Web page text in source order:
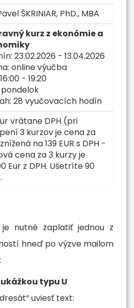
ŠKRINIAR, PhD., MBA
kurz z ekonómie a
23.02.2026 - 13.04.2026
online výučba
- 19:20
pondelok
28 vyučovacích hodín
vrátane DPH (pri
3 kurzov je cena za
na 139 EUR s DPH -
cena za 3 kurzy je
Eur z DPH. Ušetríte 90
nutné zaplatiť jednou z
hneď po výzve mailom
typu U
uviesť text: